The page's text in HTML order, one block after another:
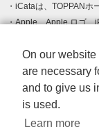
iCataは、TOPPANホ
Apple、Apple ロゴ、
登録された Apple
クです。
Android、Google
す。
Windows は
標です。
Adobe、Adobe
On our
are necessary
and to give us
is used.
Learn more